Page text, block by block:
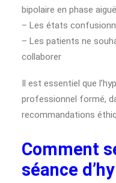
bipolaire en phase
– Les états
– Les patients ne
collaborer
Il est essentiel que
professionnel formé,
recommandations
Comment
séance